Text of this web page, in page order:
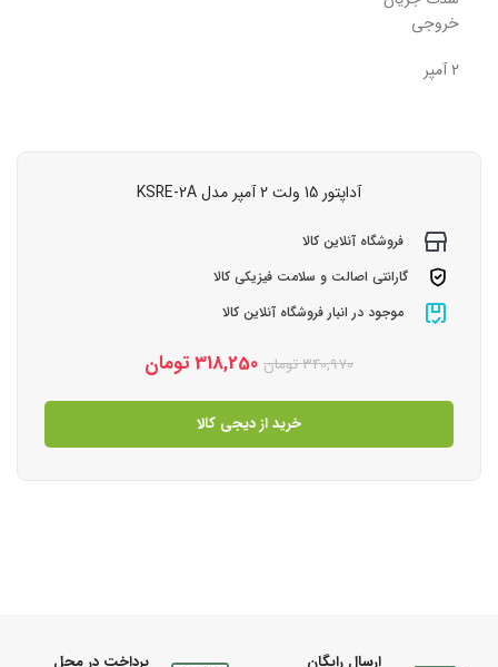
خروجی
2 آمپر
آداپتور 15 ولت 2 آمپر مدل KSRE-2A
فروشگاه آنلاین کالا
گارانتی اصالت و سلامت فیزیکی کالا
موجود در انبار فروشگاه آنلاین کالا
340,970تومان 318,250تومان
خرید از دیجی کالا
ارسال رایگان پرداخت در محل